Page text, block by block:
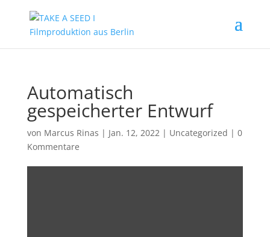
Automatisch
gespeicherter Entwurf
von Marcus Rinas | Jan. 12, 2022| Uncategorized | 0
Kommentare